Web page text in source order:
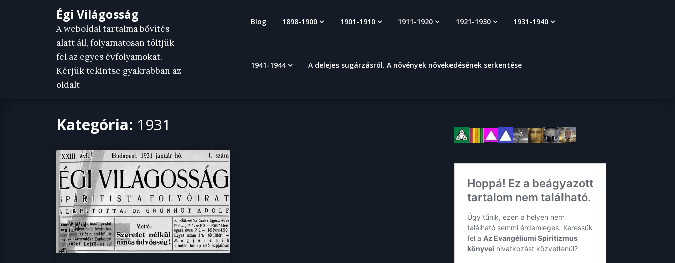
Égi Világosság
A weboldal tartalma bővítés
alatt áll, folyamatosan töltjük
fel az egyes évfolyamokat.
Kérjük tekintse gyakrabban az
oldalt
Blog 1898-1900 1901-1910 1911-1920 1921-1930 1931-1940
1941-1944 A delejes sugárzásról. A növények növekedésének serkentése
Kategória: 1931